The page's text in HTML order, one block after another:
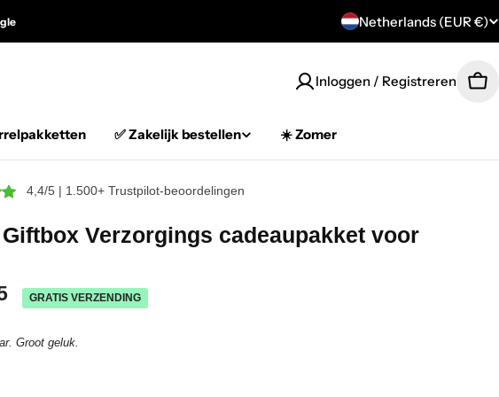
C
y
Netherlands (EUR €)
Inloggen / Registreren
✅ Zakelijk bestellen ☀️ Zomer
4,4/5 | 1.500+ Trustpilot-beoordelingen
Verzorgings cadeaupakket voor
GRATIS VERZENDING
Groot geluk.